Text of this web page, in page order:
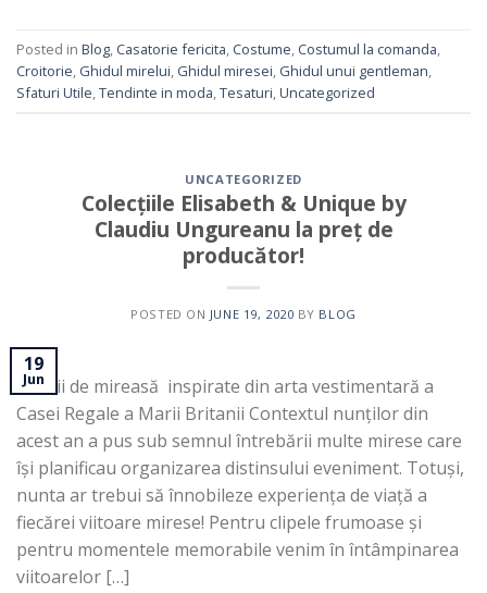
Posted in Blog, Casatorie fericita, Costume, Costumul la comanda,
Croitorie, Ghidul mirelui, Ghidul miresei, Ghidul unui gentleman,
Sfaturi Utile,Tendinte in moda,Tesaturi,Uncategorized
UNCATEGORIZED
Colecțiile Elisabeth & Unique by
Claudiu Ungureanu la preț de
producător!
POSTED ON JUNE 19, 2020 BY BLOG
19
Jun
Rochii de mireasă inspirate din arta vestimentară a
Casei Regale a Marii Britanii Contextul nunților din
acest an a pus sub semnul întrebării multe mirese care
își planificau organizarea distinsului eveniment. Totuși,
nunta ar trebui să înnobileze experiența de viață a
fiecărei viitoare mirese! Pentru clipele frumoase și
pentru momentele memorabile venim în întâmpinarea
viitoarelor […]